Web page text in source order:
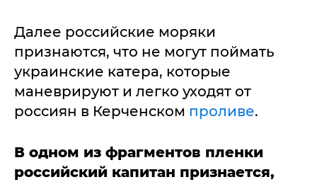
Далее российские моряки
признаются, что не могут поймать
украинские катера, которые
маневрируют и легко уходят от
россиян в Керченском проливе.
В одном из фрагментов пленки
российский капитан признается,